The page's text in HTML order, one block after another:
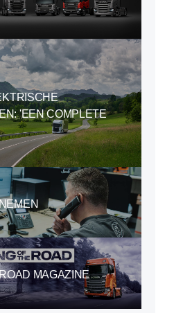
'EEN COMPLETE
MAGAZINE